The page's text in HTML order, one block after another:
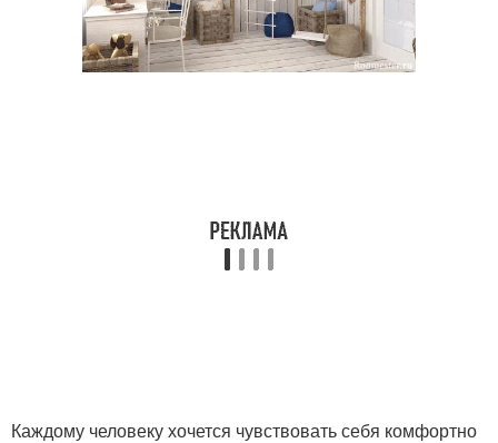
Каждому человеку хочется чувствовать себя комфортно